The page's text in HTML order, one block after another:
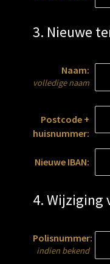
3. Nieuwe
Naam:
volledige naam
Postcode +
huisnummer:
Nieuwe IBAN:
4. Wijziging
Polisnummer:
indien bekend